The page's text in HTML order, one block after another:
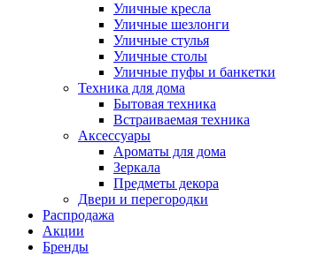
Уличные кресла
Уличные шезлонги
Уличные стулья
Уличные столы
Уличные пуфы и банкетки
Техника для дома
Бытовая техника
Встраиваемая техника
Аксессуары
Ароматы для дома
Зеркала
Предметы декора
Двери и перегородки
Распродажа
Акции
Бренды